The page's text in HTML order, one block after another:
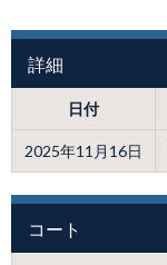
詳細
日付
2025年11月16日
コート